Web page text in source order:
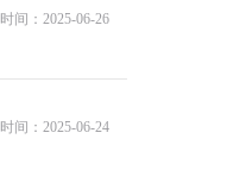
时间：2025-06-26
时间：2025-06-24